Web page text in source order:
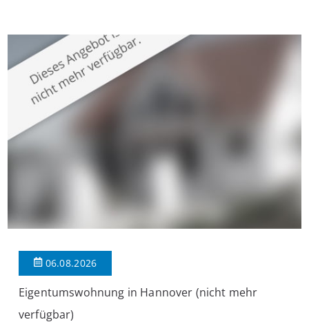
großzügige Räume und eine hochwertige Ausstattung, die
modernen Wohnkomfort mit einem stilvollen Ambiente
verbindet. Der […]
06.08.2026
Eigentumswohnung in Hannover (nicht mehr
verfügbar)